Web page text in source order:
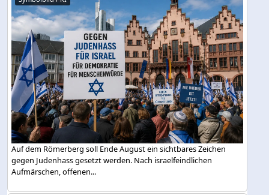
Auf dem Römerberg soll Ende August ein sichtbares Zeichen
gegen Judenhass gesetzt werden. Nach israelfeindlichen
Aufmärschen, offenen...